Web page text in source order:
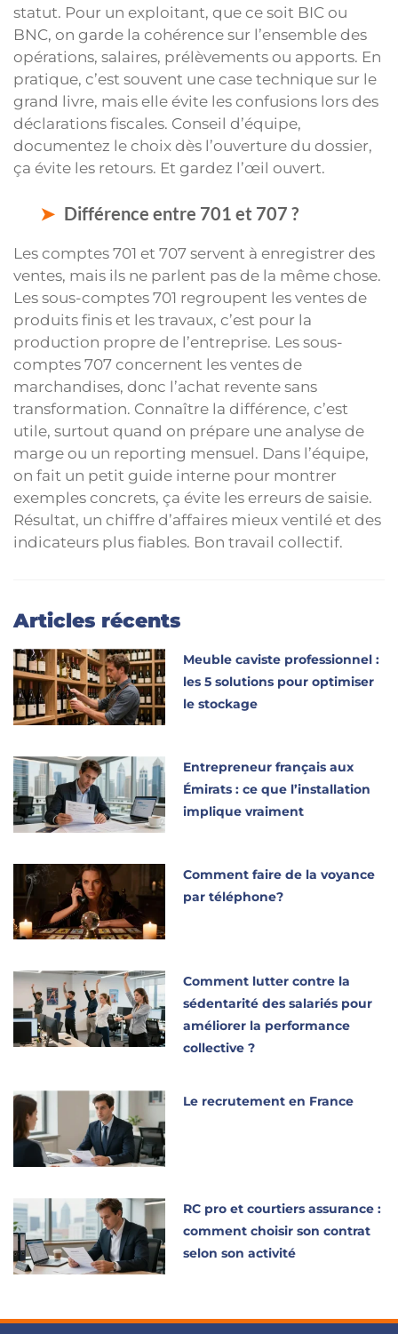
statut. Pour un exploitant, que ce soit BIC ou
BNC, on garde la cohérence sur l’ensemble des
opérations, salaires, prélèvements ou apports. En
pratique, c’est souvent une case technique sur le
grand livre, mais elle évite les confusions lors des
déclarations fiscales. Conseil d’équipe,
documentez le choix dès l’ouverture du dossier,
ça évite les retours. Et gardez l’œil ouvert.
Différence entre 701 et 707 ?
Les comptes 701 et 707 servent à enregistrer des
ventes, mais ils ne parlent pas de la même chose.
Les sous-comptes 701 regroupent les ventes de
produits finis et les travaux, c’est pour la
production propre de l’entreprise. Les sous-
comptes 707 concernent les ventes de
marchandises, donc l’achat revente sans
transformation. Connaître la différence, c’est
utile, surtout quand on prépare une analyse de
marge ou un reporting mensuel. Dans l’équipe,
on fait un petit guide interne pour montrer
exemples concrets, ça évite les erreurs de saisie.
Résultat, un chiffre d’affaires mieux ventilé et des
indicateurs plus fiables. Bon travail collectif.
Articles récents
Meuble caviste professionnel :
les 5 solutions pour optimiser
le stockage
Entrepreneur français aux
Émirats : ce que l’installation
implique vraiment
Comment faire de la voyance
par téléphone?
Comment lutter contre la
sédentarité des salariés pour
améliorer la performance
collective ?
Le recrutement en France
RC pro et courtiers assurance :
comment choisir son contrat
selon son activité